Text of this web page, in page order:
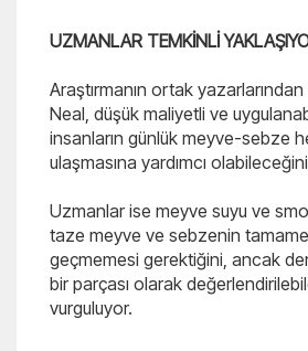
UZMANLAR TEMKİNLİ
Araştırmanın ortak
Neal, düşük maliyetli ve
insanların günlük meyve-sebze
ulaşmasına yardımcı
Uzmanlar ise meyve suyu ve
taze meyve ve sebzenin
geçmemesi gerektiğini, ancak
bir parçası olarak
vurguluyor.